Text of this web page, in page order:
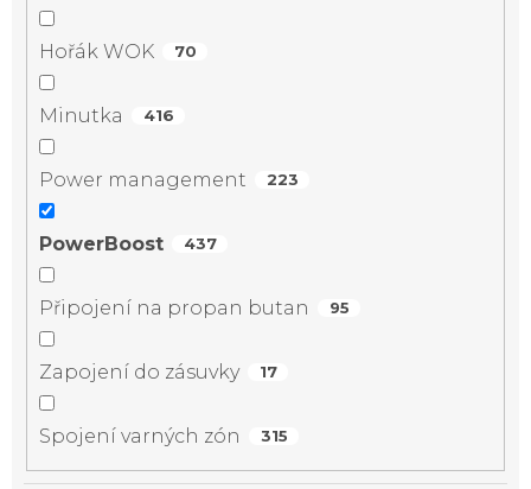
Hořák WOK 70
Minutka 416
Power management 223
PowerBoost 437
Připojení na propan butan 95
Zapojení do zásuvky 17
Spojení varných zón 315